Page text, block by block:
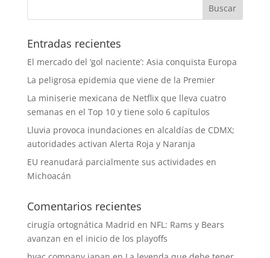
Entradas recientes
El mercado del ‘gol naciente’: Asia conquista Europa
La peligrosa epidemia que viene de la Premier
La miniserie mexicana de Netflix que lleva cuatro
semanas en el Top 10 y tiene solo 6 capítulos
Lluvia provoca inundaciones en alcaldías de CDMX;
autoridades activan Alerta Roja y Naranja
EU reanudará parcialmente sus actividades en
Michoacán
Comentarios recientes
cirugía ortognática Madrid en NFL: Rams y Bears
avanzan en el inicio de los playoffs